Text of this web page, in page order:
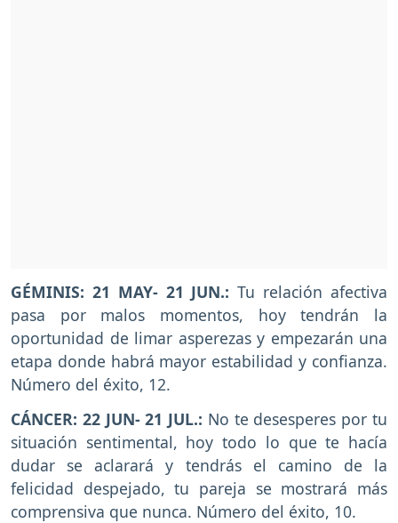
GÉMINIS: 21 MAY- 21 JUN.: Tu relación afectiva
pasa por malos momentos, hoy tendrán la
oportunidad de limar asperezas y empezarán una
etapa donde habrá mayor estabilidad y confianza.
Número del éxito, 12.
CÁNCER: 22 JUN- 21 JUL.: No te desesperes por tu
situación sentimental, hoy todo lo que te hacía
dudar se aclarará y tendrás el camino de la
felicidad despejado, tu pareja se mostrará más
comprensiva que nunca. Número del éxito, 10.